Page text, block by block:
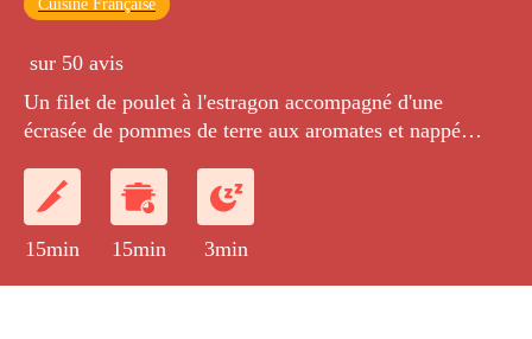
Cuisine Française
sur 50 avis
Un filet de poulet à l'estragon accompagné d'une
écrasée de pommes de terre aux aromates et nappé
15min 15min 3min